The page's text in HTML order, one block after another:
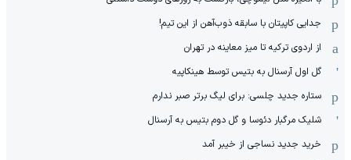
جدایی کاپیتان با سابقه ذوب‌آهن از این تیم!
از اردوی ترکیه تا میز معاینه در تهران
گل اول آرسنال به بتیس توسط هینکاپیه
ستاره جدید چلسی: برای لیگ برتر صبر ندارم
شلیک مرگبار دئوسا و گل دوم بتیس به آرسنال
خرید جدید نساجی از خیبر آمد